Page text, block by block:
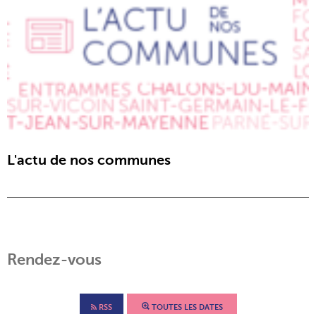
L'actu de nos communes
Rendez-vous
RSS TOUTES LES DATES